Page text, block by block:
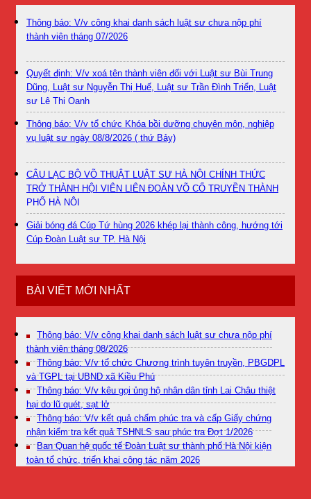
Thông báo: V/v công khai danh sách luật sư chưa nộp phí
thành viên tháng 07/2026
Quyết định: V/v xoá tên thành viên đối với Luật sư Bùi Trung
Dũng, Luật sư Nguyễn Thị Huế, Luật sư Trần Đình Triển, Luật
sư Lê Thị Oanh
Thông báo: V/v tổ chức Khóa bồi dưỡng chuyên môn, nghiệp
vụ luật sư ngày 08/8/2026 ( thứ Bảy)
CÂU LẠC BỘ VÕ THUẬT LUẬT SƯ HÀ NỘI CHÍNH THỨC
TRỞ THÀNH HỘI VIÊN LIÊN ĐOÀN VÕ CỔ TRUYỀN THÀNH
PHỐ HÀ NỘI
Giải bóng đá Cúp Tứ hùng 2026 khép lại thành công, hướng tới
Cúp Đoàn Luật sư TP. Hà Nội
BÀI VIẾT MỚI NHẤT
Thông báo: V/v công khai danh sách luật sư chưa nộp phí
thành viên tháng 08/2026
Thông báo: V/v tổ chức Chương trình tuyên truyền, PBGDPL
và TGPL tại UBND xã Kiều Phú
Thông báo: V/v kêu gọi ủng hộ nhân dân tỉnh Lai Châu thiệt
hại do lũ quét, sạt lở
Thông báo: V/v kết quả chấm phúc tra và cấp Giấy chứng
nhận kiểm tra kết quả TSHNLS sau phúc tra Đợt 1/2026
Ban Quan hệ quốc tế Đoàn Luật sư thành phố Hà Nội kiện
toàn tổ chức, triển khai công tác năm 2026